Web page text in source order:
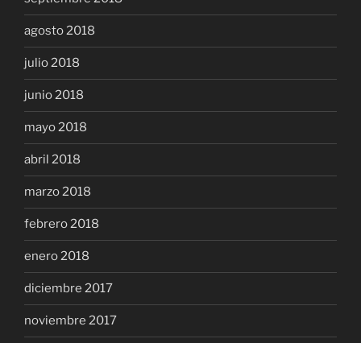
agosto 2018
julio 2018
junio 2018
mayo 2018
abril 2018
marzo 2018
febrero 2018
enero 2018
diciembre 2017
noviembre 2017